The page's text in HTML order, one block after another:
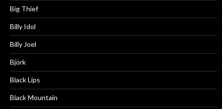
Big Thief
Billy Idol
Billy Joel
Björk
Black Lips
Black Mountain